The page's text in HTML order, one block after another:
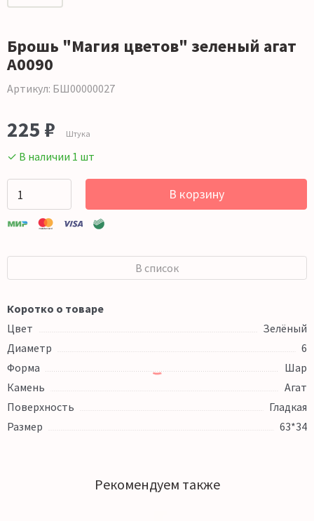
Брошь "Магия цветов" зеленый агат
А0090
Артикул: БШ00000027
225 ₽ Штука
✓ В наличии 1 шт
В корзину
В список
Коротко о товаре
Цвет
Зелёный
Диаметр
6
Форма
Шар
Камень
Агат
Поверхность
Гладкая
Размер
63*34
Рекомендуем также